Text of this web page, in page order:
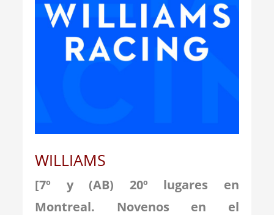
WILLIAMS
[7º y (AB) 20º lugares en
Montreal. Novenos en el